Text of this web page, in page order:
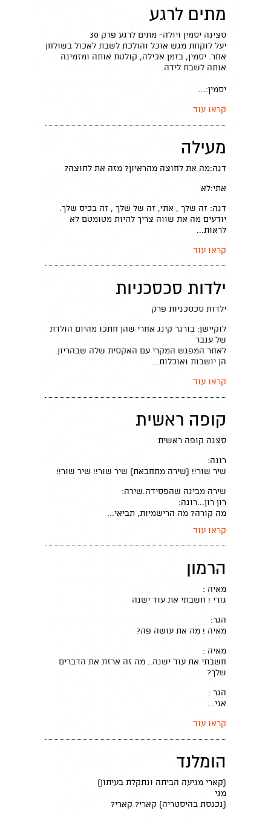
מתים לרגע
סצינה יסמין ויולה- מתים לרגע פרק 30
יעל לוקחת מגש אוכל והולכת לשבת לאכול בשולחן
אחר. יסמין, בזמן אכילה, קולטת אותה ומזמינה
אותה לשבת לידה.
יסמין:...
קראו עוד
מעילה
דנה:מה את לחוצה מהראיון? מזה את לחוצה?
אתי:לא
דנה: זה שלך , אתי, זה של שלך , זה בכיס שלך.
יודעים מה את שווה צריך להיות מטומטם לא
לראות...
קראו עוד
ילדות סכסכניות
ילדות סכסכניות פרק
לוקיישן: בורגר קינג אחרי שהן חתכו מהיום הולדת
של ענבר
לאחר המפגש המקרי עם האקסית שלה שבהריון.
הן יושבות ואוכלות...
קראו עוד
קופה ראשית
סצנה קופה ראשית
רונה:
שיר שור!! (שירה מתחבאת) שיר שור!! שיר שור!!
שירה מבינה שהפסידה.שירה:
רון רון...רונה:
מה קורה? מה הרישמיות, תביאי...
קראו עוד
הרמון
מאיה :
גורי ! חשבתי את עוד ישנה
הגר:
מאיה ! מה את עושה פה?
מאיה :
חשבתי את עוד ישנה.. מה זה ארזת את הדברים
שלך?
הגר :
אני...
קראו עוד
הומלנד
(קארי מגיעה הביתה ונתקלת בעיתון)
מגי
(נכנסת בהיסטריה) קארי? קארי?